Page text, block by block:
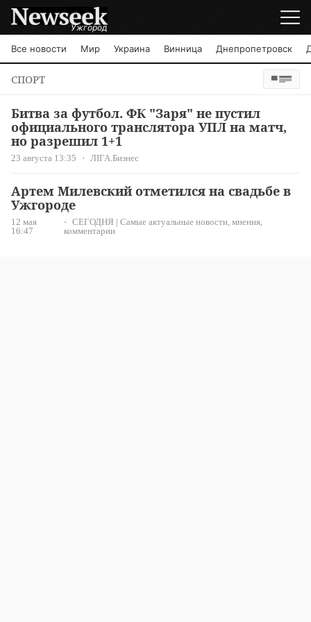
Ужгород
Все новости Мир Украина Винница Днепропетровск
СПОРТ
Битва за футбол. ФК "Заря" не пустил
официального транслятора УПЛ на матч,
но разрешил 1+1
23 августа 13:35 ЛІГА.Бизнес
Артем Милевский отметился на свадьбе в
Ужгороде
12 мая
16:47
СЕГОДНЯ | Самые актуальные новости, мнения,
комментарии